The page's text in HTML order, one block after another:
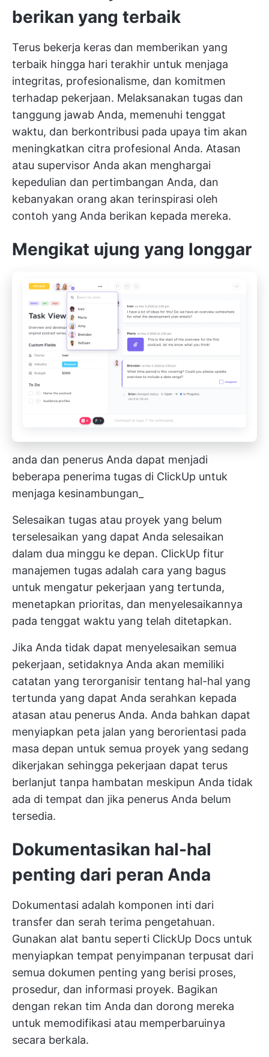
berikan yang terbaik
Terus bekerja keras dan memberikan yang
terbaik hingga hari terakhir untuk menjaga
integritas, profesionalisme, dan komitmen
terhadap pekerjaan. Melaksanakan tugas dan
tanggung jawab Anda, memenuhi tenggat
waktu, dan berkontribusi pada upaya tim akan
meningkatkan citra profesional Anda. Atasan
atau supervisor Anda akan menghargai
kepedulian dan pertimbangan Anda, dan
kebanyakan orang akan terinspirasi oleh
contoh yang Anda berikan kepada mereka.
Mengikat ujung yang longgar
anda dan penerus Anda dapat menjadi
beberapa penerima tugas di ClickUp untuk
menjaga kesinambungan_
Selesaikan tugas atau proyek yang belum
terselesaikan yang dapat Anda selesaikan
dalam dua minggu ke depan. ClickUp fitur
manajemen tugas adalah cara yang bagus
untuk mengatur pekerjaan yang tertunda,
menetapkan prioritas, dan menyelesaikannya
pada tenggat waktu yang telah ditetapkan.
Jika Anda tidak dapat menyelesaikan semua
pekerjaan, setidaknya Anda akan memiliki
catatan yang terorganisir tentang hal-hal yang
tertunda yang dapat Anda serahkan kepada
atasan atau penerus Anda. Anda bahkan dapat
menyiapkan peta jalan yang berorientasi pada
masa depan untuk semua proyek yang sedang
dikerjakan sehingga pekerjaan dapat terus
berlanjut tanpa hambatan meskipun Anda tidak
ada di tempat dan jika penerus Anda belum
tersedia.
Dokumentasikan hal-hal
penting dari peran Anda
Dokumentasi adalah komponen inti dari
transfer dan serah terima pengetahuan.
Gunakan alat bantu seperti ClickUp Docs untuk
menyiapkan tempat penyimpanan terpusat dari
semua dokumen penting yang berisi proses,
prosedur, dan informasi proyek. Bagikan
dengan rekan tim Anda dan dorong mereka
untuk memodifikasi atau memperbaruinya
secara berkala.